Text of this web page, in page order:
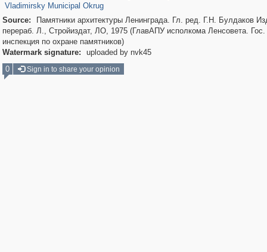
Vladimirsky Municipal Okrug
Source:
Памятники архитектуры Ленинграда. Гл. ред. Г.Н. Булдаков
перераб. Л., Стройиздат, ЛО, 1975 (ГлавАПУ исполкома Ленсовета. Гос.
инспекция по охране памятников)
Watermark signature:
uploaded by nvk45
0
Sign in to share your opinion